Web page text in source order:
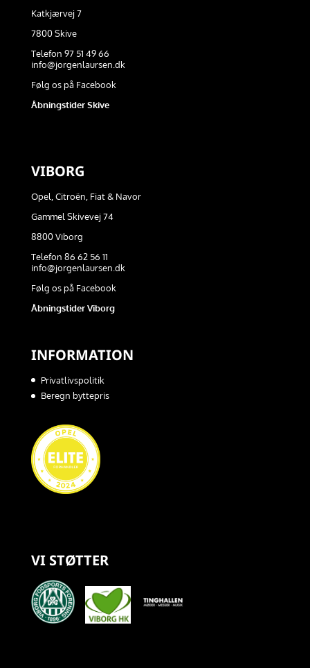
Katkjærvej 7
7800 Skive
Telefon 97 51 49 66
info@jorgenlaursen.dk
Følg os på Facebook
Åbningstider Skive
VIBORG
Opel, Citroën, Fiat & Navor
Gammel Skivevej 74
8800 Viborg
Telefon 86 62 56 11
info@jorgenlaursen.dk
Følg os på Facebook
Åbningstider Viborg
INFORMATION
Privatlivspolitik
Beregn byttepris
VI STØTTER